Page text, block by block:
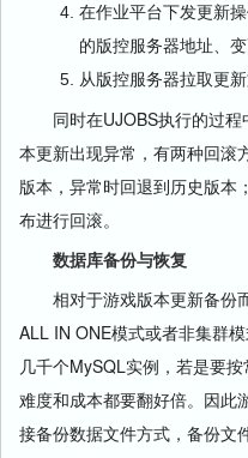
在作业平台下发更新
的版控服务器地址、
从版控服务器拉取更
同时在UJOBS执行的过程
本更新出现异常，有两种回滚
版本，异常时回退到历史版本
布进行回滚。
数据库备份与恢复
相对于游戏版本更新备份而
ALL IN ONE模式或者非集群
几千个MySQL实例，若是要
难度和成本都要翻好倍。因此
接备份数据文件方式，备份文